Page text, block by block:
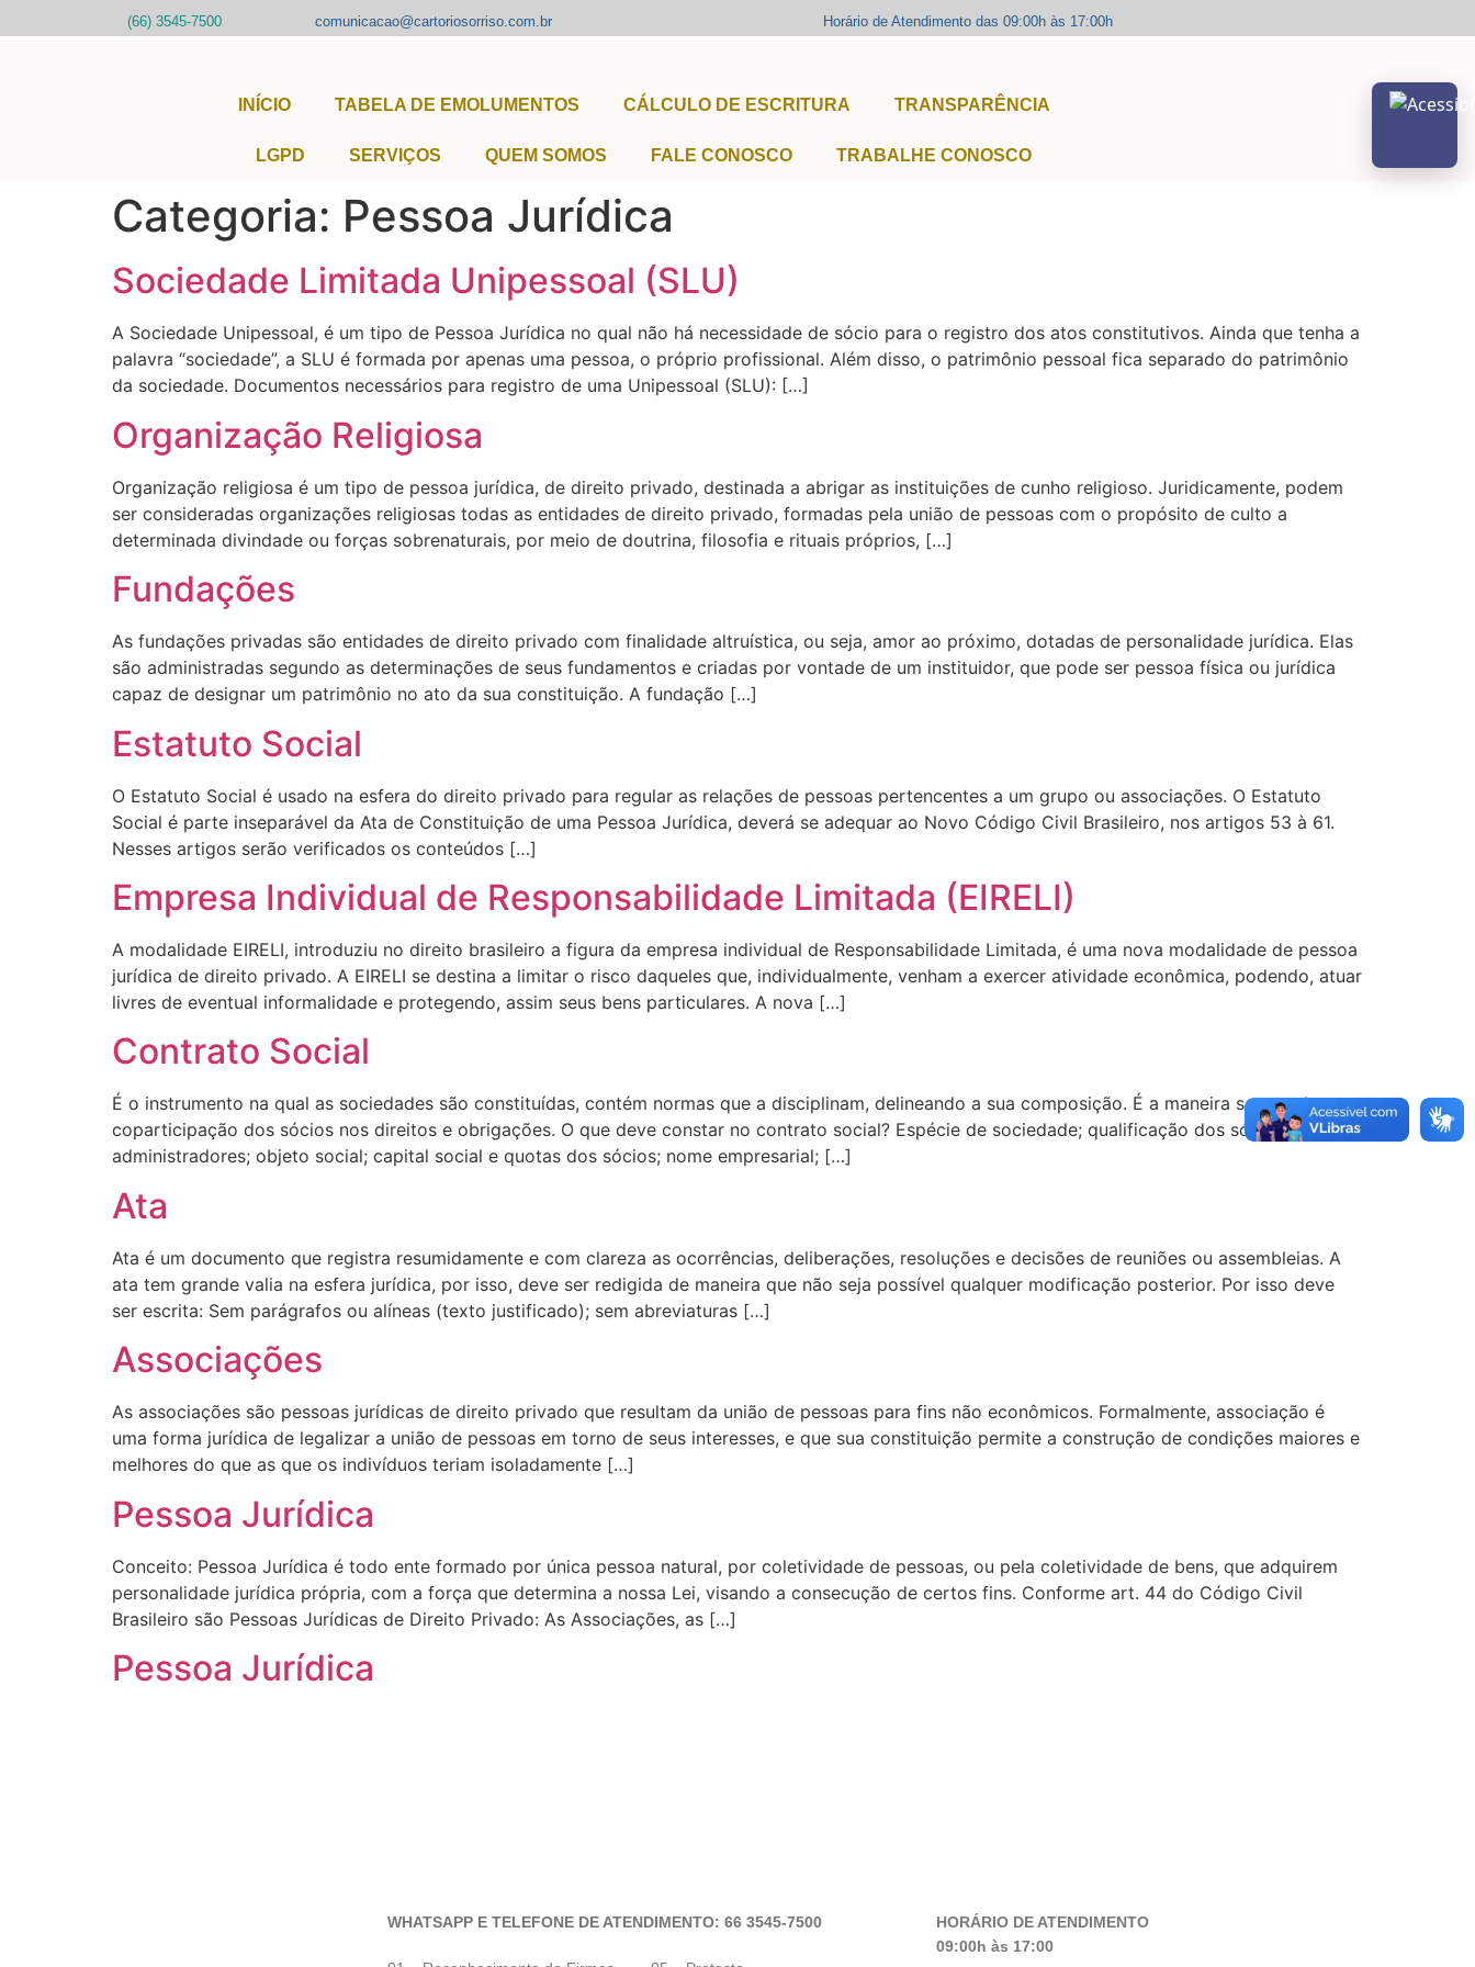
(66) 3545-7500 comunicacao@cartoriosorriso.com.br Horário de Atendimento das 09:00h às 17:00h
INÍCIO TABELA DE EMOLUMENTOS CÁLCULO DE ESCRITURA TRANSPARÊNCIA
LGPD SERVIÇOS QUEM SOMOS FALE CONOSCO TRABALHE CONOSCO
Categoria: Pessoa Jurídica
Sociedade Limitada Unipessoal (SLU)
A Sociedade Unipessoal, é um tipo de Pessoa Jurídica no qual não há necessidade de sócio para o registro dos atos constitutivos. Ainda que tenha a
palavra “sociedade”, a SLU é formada por apenas uma pessoa, o próprio profissional. Além disso, o patrimônio pessoal fica separado do patrimônio
da sociedade. Documentos necessários para registro de uma Unipessoal (SLU): […]
Organização Religiosa
Organização religiosa é um tipo de pessoa jurídica, de direito privado, destinada a abrigar as instituições de cunho religioso. Juridicamente, podem
ser consideradas organizações religiosas todas as entidades de direito privado, formadas pela união de pessoas com o propósito de culto a
determinada divindade ou forças sobrenaturais, por meio de doutrina, filosofia e rituais próprios, […]
Fundações
As fundações privadas são entidades de direito privado com finalidade altruística, ou seja, amor ao próximo, dotadas de personalidade jurídica. Elas
são administradas segundo as determinações de seus fundamentos e criadas por vontade de um instituidor, que pode ser pessoa física ou jurídica
capaz de designar um patrimônio no ato da sua constituição. A fundação […]
Estatuto Social
O Estatuto Social é usado na esfera do direito privado para regular as relações de pessoas pertencentes a um grupo ou associações. O Estatuto
Social é parte inseparável da Ata de Constituição de uma Pessoa Jurídica, deverá se adequar ao Novo Código Civil Brasileiro, nos artigos 53 à 61.
Nesses artigos serão verificados os conteúdos […]
Empresa Individual de Responsabilidade Limitada (EIRELI)
A modalidade EIRELI, introduziu no direito brasileiro a figura da empresa individual de Responsabilidade Limitada, é uma nova modalidade de pessoa
jurídica de direito privado. A EIRELI se destina a limitar o risco daqueles que, individualmente, venham a exercer atividade econômica, podendo, atuar
livres de eventual informalidade e protegendo, assim seus bens particulares. A nova […]
Contrato Social
É o instrumento na qual as sociedades são constituídas, contém normas que a disciplinam, delineando a sua composição. É a maneira segura da
coparticipação dos sócios nos direitos e obrigações. O que deve constar no contrato social? Espécie de sociedade; qualificação dos sócios e
administradores; objeto social; capital social e quotas dos sócios; nome empresarial; […]
Ata
Ata é um documento que registra resumidamente e com clareza as ocorrências, deliberações, resoluções e decisões de reuniões ou assembleias. A
ata tem grande valia na esfera jurídica, por isso, deve ser redigida de maneira que não seja possível qualquer modificação posterior. Por isso deve
ser escrita: Sem parágrafos ou alíneas (texto justificado); sem abreviaturas […]
Associações
As associações são pessoas jurídicas de direito privado que resultam da união de pessoas para fins não econômicos. Formalmente, associação é
uma forma jurídica de legalizar a união de pessoas em torno de seus interesses, e que sua constituição permite a construção de condições maiores e
melhores do que as que os indivíduos teriam isoladamente […]
Pessoa Jurídica
Conceito: Pessoa Jurídica é todo ente formado por única pessoa natural, por coletividade de pessoas, ou pela coletividade de bens, que adquirem
personalidade jurídica própria, com a força que determina a nossa Lei, visando a consecução de certos fins. Conforme art. 44 do Código Civil
Brasileiro são Pessoas Jurídicas de Direito Privado: As Associações, as […]
Pessoa Jurídica
WHATSAPP E TELEFONE DE ATENDIMENTO: 66 3545-7500
HORÁRIO DE ATENDIMENTO
09:00h às 17:00